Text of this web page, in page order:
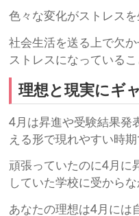
色々な変化がストレス
社会生活を送る上で欠
ストレスになっている
理想と現実にギ
4月は昇進や受験結果発
える形で現れやすい時期
頑張っていたのに4月に
していた学校に受から
あなたの理想は4月には